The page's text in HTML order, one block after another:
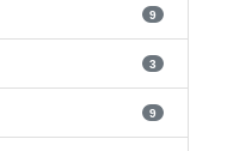
9
3
9